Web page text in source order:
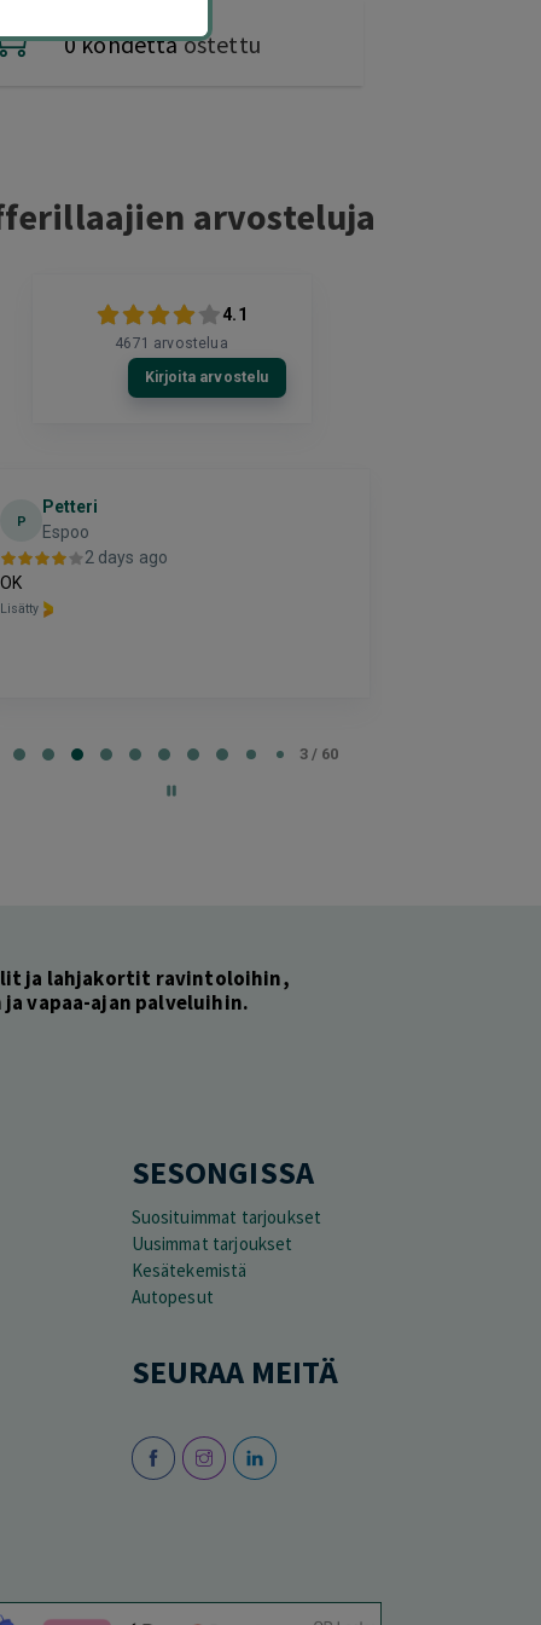
0 kohdettaostettu
arvosteluja
4.1
4671 arvostelua
Kirjoita arvostelu
P
Petteri
Espoo
2 days ago
OK
Lisätty
3 / 60
ja lahjakortit ravintoloihin,
vapaa-ajan palveluihin.
SESONGISSA
Suosituimmat tarjoukset
Uusimmat tarjoukset
Kesätekemistä
Autopesut
SEURAA MEITÄ